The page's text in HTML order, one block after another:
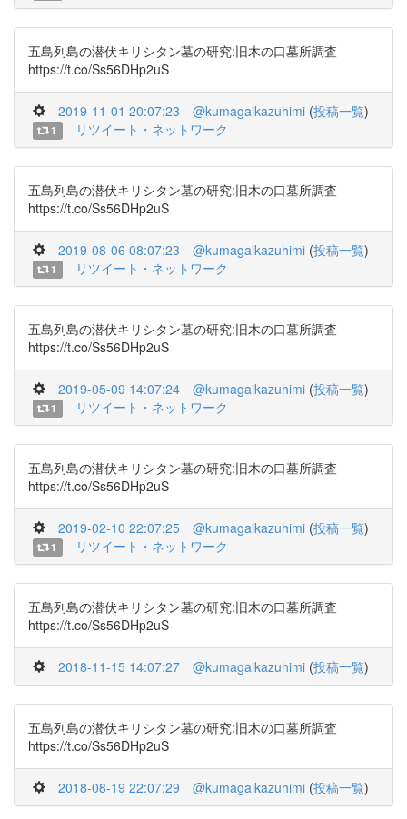
五島列島の潜伏キリシタン墓の研究:旧木の口墓所調査
https://t.co/Ss56DHp2uS
2019-11-01 20:07:23 @kumagaikazuhimi (投稿一覧)
1 リツイート・ネットワーク
五島列島の潜伏キリシタン墓の研究:旧木の口墓所調査
https://t.co/Ss56DHp2uS
2019-08-06 08:07:23 @kumagaikazuhimi (投稿一覧)
1 リツイート・ネットワーク
五島列島の潜伏キリシタン墓の研究:旧木の口墓所調査
https://t.co/Ss56DHp2uS
2019-05-09 14:07:24 @kumagaikazuhimi (投稿一覧)
1 リツイート・ネットワーク
五島列島の潜伏キリシタン墓の研究:旧木の口墓所調査
https://t.co/Ss56DHp2uS
2019-02-10 22:07:25 @kumagaikazuhimi (投稿一覧)
1 リツイート・ネットワーク
五島列島の潜伏キリシタン墓の研究:旧木の口墓所調査
https://t.co/Ss56DHp2uS
2018-11-15 14:07:27 @kumagaikazuhimi (投稿一覧)
五島列島の潜伏キリシタン墓の研究:旧木の口墓所調査
https://t.co/Ss56DHp2uS
2018-08-19 22:07:29 @kumagaikazuhimi (投稿一覧)